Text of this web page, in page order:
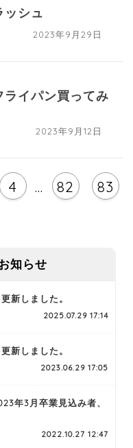
ッシュ
2023年9月29日
イパン買ってみ
2023年9月12日
4 … 82 83
知らせ
新しました。
2025.07.29 17:14
新しました。
2023.06.29 17:05
年3月卒業見込み者、
2022.10.27 12:47